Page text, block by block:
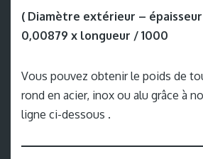
( Diamètre extérieur –
0,00879 x longueur / 1000
Vous pouvez obtenir le poids de
rond en acier, inox ou alu grâce à
ligne ci-dessous .